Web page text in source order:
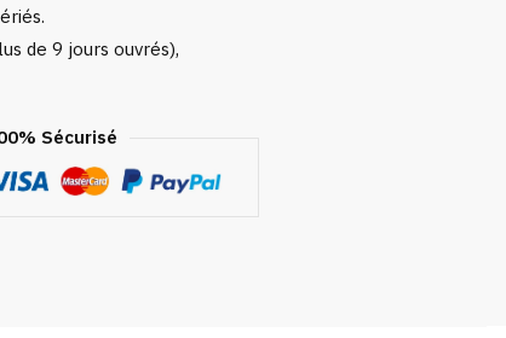
de 9 jours ouvrés),
Sécurisé